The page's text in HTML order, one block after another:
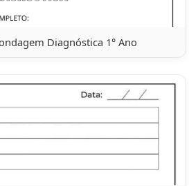
Diagnóstica 1° Ano